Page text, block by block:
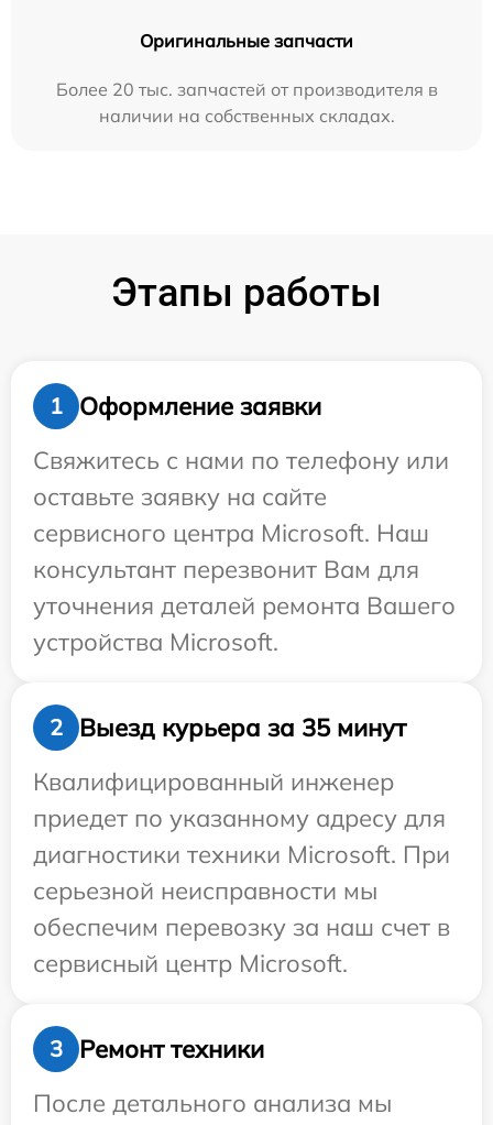
Оригинальные запчасти
Более 20 тыс. запчастей от производителя в
наличии на собственных складах.
Этапы работы
1
Оформление заявки
Свяжитесь с нами по телефону или
оставьте заявку на сайте
сервисного центра Microsoft. Наш
консультант перезвонит Вам для
уточнения деталей ремонта Вашего
устройства Microsoft.
2
Выезд курьера за 35 минут
Квалифицированный инженер
приедет по указанному адресу для
диагностики техники Microsoft. При
серьезной неисправности мы
обеспечим перевозку за наш счет в
сервисный центр Microsoft.
3
Ремонт техники
После детального анализа мы